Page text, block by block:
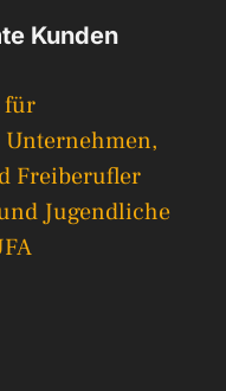
Kunden
für
Unternehmen,
Freiberufler
Jugendliche